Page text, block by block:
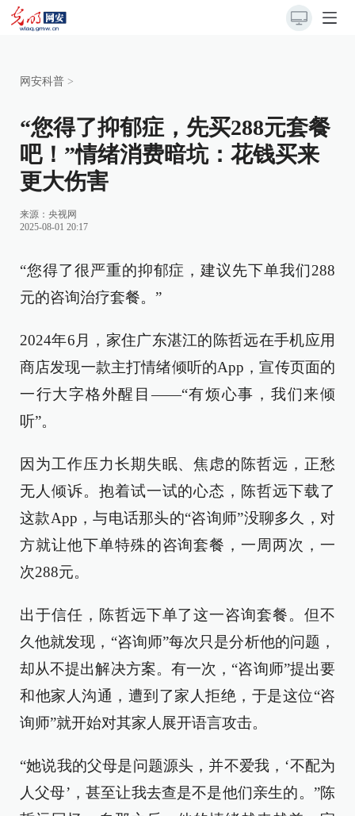
网安科普 >
“您得了抑郁症，先买288元套餐
吧！”情绪消费暗坑：花钱买来
更大伤害
来源：央视网
2025-08-01 20:17
“您得了很严重的抑郁症，建议先下单我们288
元的咨询治疗套餐。”
2024年6月，家住广东湛江的陈哲远在手机应用
商店发现一款主打情绪倾听的App，宣传页面的
一行大字格外醒目——“有烦心事，我们来倾
听”。
因为工作压力长期失眠、焦虑的陈哲远，正愁
无人倾诉。抱着试一试的心态，陈哲远下载了
这款App，与电话那头的“咨询师”没聊多久，对
方就让他下单特殊的咨询套餐，一周两次，一
次288元。
出于信任，陈哲远下单了这一咨询套餐。但不
久他就发现，“咨询师”每次只是分析他的问题，
却从不提出解决方案。有一次，“咨询师”提出要
和他家人沟通，遭到了家人拒绝，于是这位“咨
询师”就开始对其家人展开语言攻击。
“她说我的父母是问题源头，并不爱我，‘不配为
人父母’，甚至让我去查是不是他们亲生的。”陈